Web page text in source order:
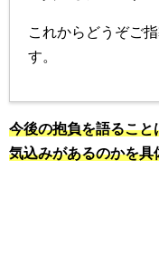
これからどうぞご
す。
今後の抱負を語るこ
気込みがあるのかを